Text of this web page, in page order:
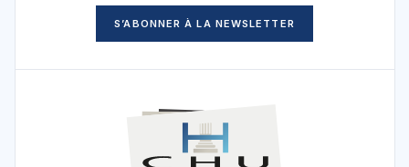
S’ABONNER À LA NEWSLETTER